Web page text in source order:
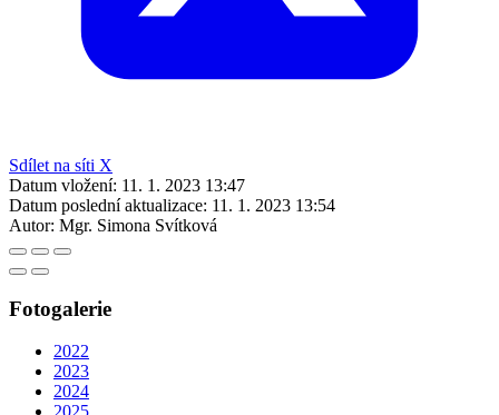
Sdílet na síti X
Datum vložení: 11. 1. 2023 13:47
Datum poslední aktualizace: 11. 1. 2023 13:54
Autor: Mgr. Simona Svítková
Fotogalerie
2022
2023
2024